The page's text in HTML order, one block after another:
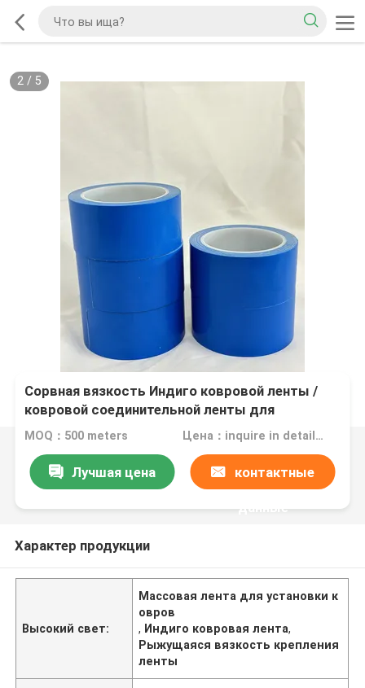
2/ 5
Сорвная вязкость Индиго ковровой ленты /
ковровой соединительной ленты для
установки ковра
MOQ：500 meters Цена：inquire in detailPlease contact us for quotation
Лучшая цена контактные
данные
Характер продукции
Высокий свет:
Массовая лента для установки к
овров
, Индиго ковровая лента,
Рыжущаяся вязкость крепления
ленты